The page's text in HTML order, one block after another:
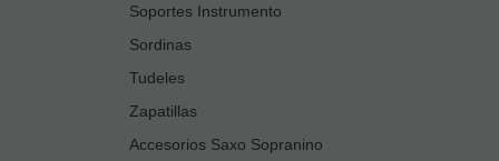
Soportes Instrumento
Sordinas
Tudeles
Zapatillas
Accesorios Saxo Sopranino